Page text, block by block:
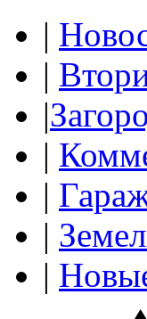
|
|
|
|
|
|
|